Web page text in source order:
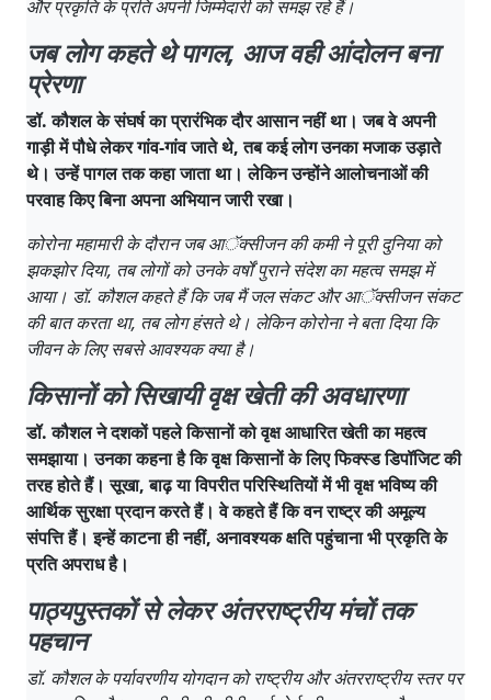
और प्रकृति के प्रति अपनी जिम्मेदारी को समझ रहे हैं।
जब लोग कहते थे पागल, आज वही आंदोलन बना
प्रेरणा
डॉ. कौशल के संघर्ष का प्रारंभिक दौर आसान नहीं था। जब वे अपनी
गाड़ी में पौधे लेकर गांव-गांव जाते थे, तब कई लोग उनका मजाक उड़ाते
थे। उन्हें पागल तक कहा जाता था। लेकिन उन्होंने आलोचनाओं की
परवाह किए बिना अपना अभियान जारी रखा।
कोरोना महामारी के दौरान जब आॅक्सीजन की कमी ने पूरी दुनिया को
झकझोर दिया, तब लोगों को उनके वर्षों पुराने संदेश का महत्व समझ में
आया। डॉ. कौशल कहते हैं कि जब मैं जल संकट और आॅक्सीजन संकट
की बात करता था, तब लोग हंसते थे। लेकिन कोरोना ने बता दिया कि
जीवन के लिए सबसे आवश्यक क्या है।
किसानों को सिखायी वृक्ष खेती की अवधारणा
डॉ. कौशल ने दशकों पहले किसानों को वृक्ष आधारित खेती का महत्व
समझाया। उनका कहना है कि वृक्ष किसानों के लिए फिक्स्ड डिपॉजिट की
तरह होते हैं। सूखा, बाढ़ या विपरीत परिस्थितियों में भी वृक्ष भविष्य की
आर्थिक सुरक्षा प्रदान करते हैं। वे कहते हैं कि वन राष्ट्र की अमूल्य
संपत्ति हैं। इन्हें काटना ही नहीं, अनावश्यक क्षति पहुंचाना भी प्रकृति के
प्रति अपराध है।
पाठ्यपुस्तकों से लेकर अंतरराष्ट्रीय मंचों तक
पहचान
डॉ. कौशल के पर्यावरणीय योगदान को राष्ट्रीय और अंतरराष्ट्रीय स्तर पर